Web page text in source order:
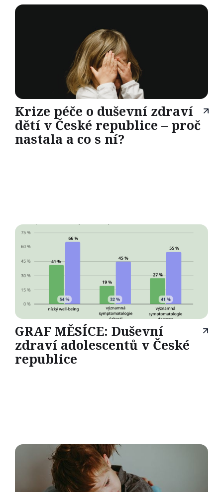
Krize péče o duševní zdraví
dětí v České republice – proč
nastala a co s ní?
GRAF MĚSÍCE: Duševní
zdraví adolescentů v České
republice